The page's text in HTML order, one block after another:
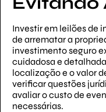
Investir em leilões de
de arrematar a
investimento seguro
cuidadosa e
localização e o valor
verificar questões
avaliar o custo de
necessárias.